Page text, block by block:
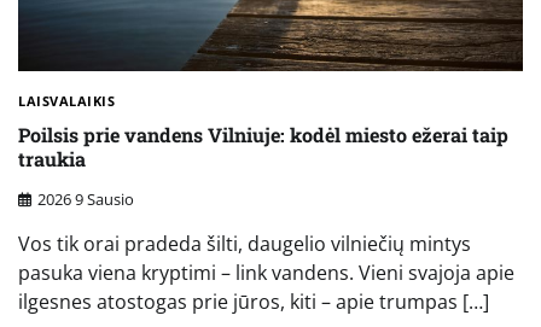
LAISVALAIKIS
Poilsis prie vandens Vilniuje: kodėl miesto ežerai taip
traukia
2026 9 Sausio
Vos tik orai pradeda šilti, daugelio vilniečių mintys
pasuka viena kryptimi – link vandens. Vieni svajoja apie
ilgesnes atostogas prie jūros, kiti – apie trumpas […]